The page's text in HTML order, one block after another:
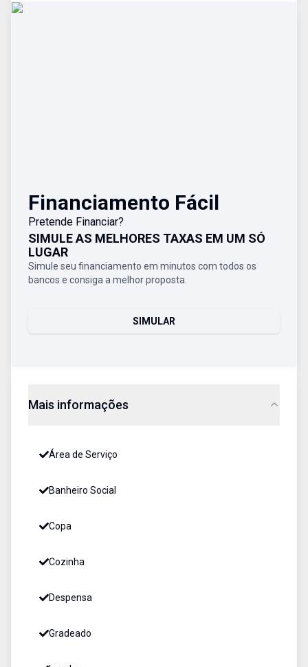
Financiamento Fácil
Pretende Financiar?
SIMULE AS MELHORES TAXAS EM UM SÓ
LUGAR
Simule seu financiamento em minutos com todos os
bancos e consiga a melhor proposta.
SIMULAR
Mais informações
Área de Serviço
Banheiro Social
Copa
Cozinha
Despensa
Gradeado